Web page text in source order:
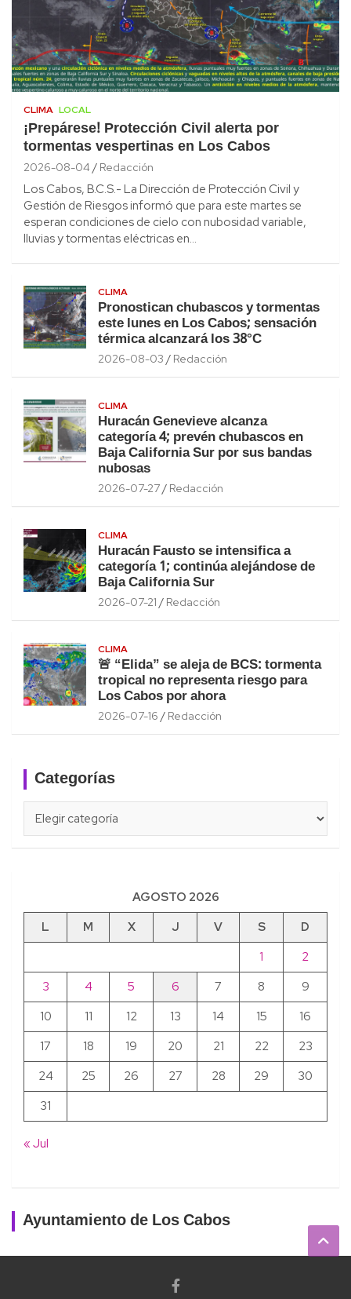
CLIMA LOCAL
¡Prepárese! Protección Civil alerta por
tormentas vespertinas en Los Cabos
2026-08-04 Redacción
Los Cabos, B.C.S.- La Dirección de Protección Civil y
Gestión de Riesgos informó que para este martes se
esperan condiciones de cielo con nubosidad variable,
lluvias y tormentas eléctricas en…
CLIMA
Pronostican chubascos y tormentas
este lunes en Los Cabos; sensación
térmica alcanzará los 38°C
2026-08-03 Redacción
CLIMA
Huracán Genevieve alcanza
categoría 4; prevén chubascos en
Baja California Sur por sus bandas
nubosas
2026-07-27 Redacción
CLIMA
Huracán Fausto se intensifica a
categoría 1; continúa alejándose de
Baja California Sur
2026-07-21 Redacción
CLIMA
🚨 “Elida” se aleja de BCS: tormenta
tropical no representa riesgo para
Los Cabos por ahora
2026-07-16 Redacción
Categorías
AGOSTO 2026
L
M X J V S
D
1
2
3
4 5 6 7 8
9
10
11 12 13 14 15
16
17
18 19 20 21 22
23
24
25 26 27 28 29
30
31
« Jul
Ayuntamiento de Los Cabos